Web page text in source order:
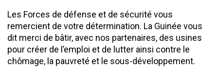
Les Forces de défense et de sécurité vous
remercient de votre détermination. La Guinée vous
dit merci de bâtir, avec nos partenaires, des usines
pour créer de l’emploi et de lutter ainsi contre le
chômage, la pauvreté et le sous-développement.